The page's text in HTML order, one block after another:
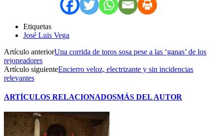
Etiquetas
José Luis Vega
Artículo anteriorUna corrida de toros sosa pese a las ‘ganas’ de los
rejoneadores
Artículo siguienteEncierro veloz, electrizante y sin incidencias
relevantes
ARTÍCULOS RELACIONADOSMÁS DEL AUTOR